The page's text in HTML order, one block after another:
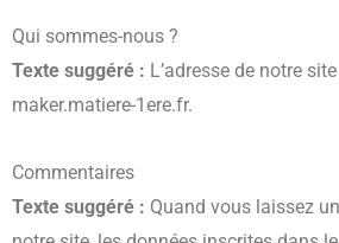
Qui sommes-nous ?
Texte suggéré : L’adresse de notre
maker.matiere-1ere.fr.
Commentaires
Texte suggéré : Quand vous laissez